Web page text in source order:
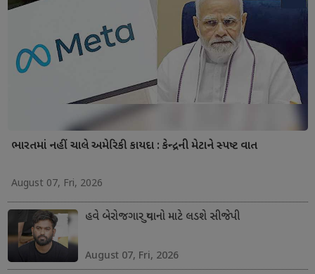
ભારતમાં નહીં ચાલે અમેરિકી કાયદા : કેન્દ્રની મેટાને સ્પષ્ટ વાત
August 07, Fri, 2026
હવે બેરોજગાર યુવાનો માટે લડશે સીજેપી
August 07, Fri, 2026